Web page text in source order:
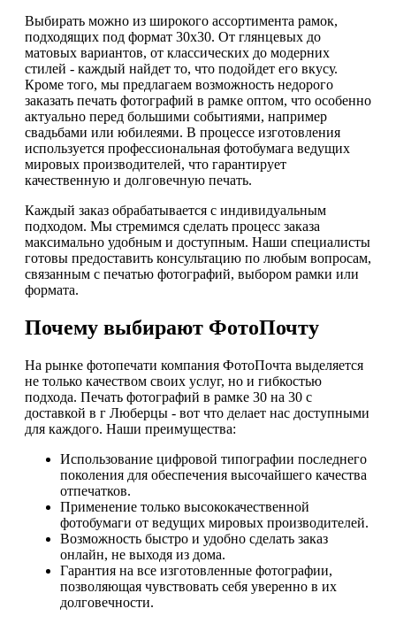
Выбирать можно из широкого ассортимента рамок,
подходящих под формат 30х30. От глянцевых до
матовых вариантов, от классических до модерних
стилей - каждый найдет то, что подойдет его вкусу.
Кроме того, мы предлагаем возможность недорого
заказать печать фотографий в рамке оптом, что особенно
актуально перед большими событиями, например
свадьбами или юбилеями. В процессе изготовления
используется профессиональная фотобумага ведущих
мировых производителей, что гарантирует
качественную и долговечную печать.
Каждый заказ обрабатывается с индивидуальным
подходом. Мы стремимся сделать процесс заказа
максимально удобным и доступным. Наши специалисты
готовы предоставить консультацию по любым вопросам,
связанным с печатью фотографий, выбором рамки или
формата.
Почему выбирают ФотоПочту
На рынке фотопечати компания ФотоПочта выделяется
не только качеством своих услуг, но и гибкостью
подхода. Печать фотографий в рамке 30 на 30 с
доставкой в г Люберцы - вот что делает нас доступными
для каждого. Наши преимущества:
Использование цифровой типографии последнего
поколения для обеспечения высочайшего качества
отпечатков.
Применение только высококачественной
фотобумаги от ведущих мировых производителей.
Возможность быстро и удобно сделать заказ
онлайн, не выходя из дома.
Гарантия на все изготовленные фотографии,
позволяющая чувствовать себя уверенно в их
долговечности.